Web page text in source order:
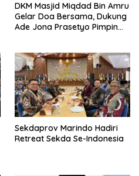
DKM Masjid Miqdad Bin Amru
Gelar Doa Bersama, Dukung
Ade Jona Prasetyo Pimpin
Sekdaprov Marindo Hadiri
Retreat Sekda Se-Indonesia